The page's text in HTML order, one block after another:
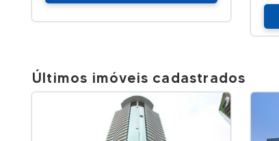
Últimos imóveis cadastrados